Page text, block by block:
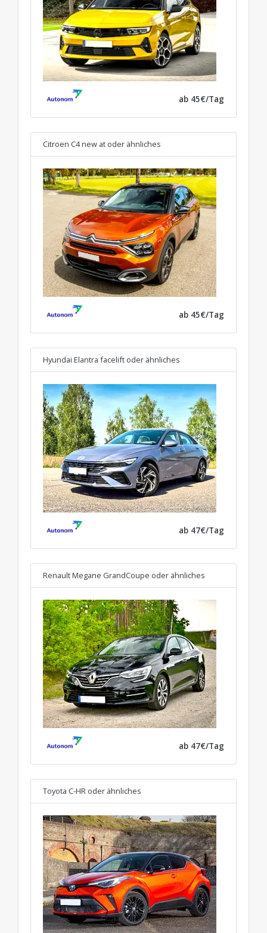
ab 45€/Tag
Citroen C4 new at oder ähnliches
ab 45€/Tag
Hyundai Elantra facelift oder ähnliches
ab 47€/Tag
Renault Megane GrandCoupe oder ähnliches
ab 47€/Tag
Toyota C-HR oder ähnliches